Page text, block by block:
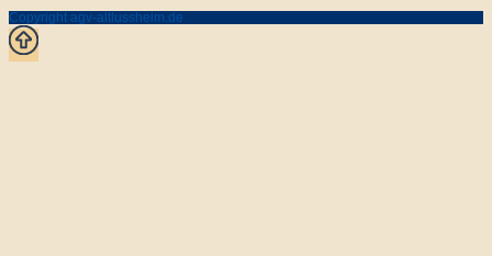
Copyright agv-altlussheim.de